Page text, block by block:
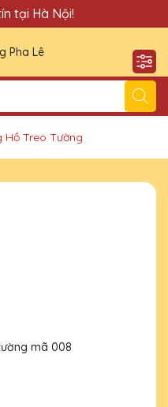
xin chào Quý Khách!
tại Hà Nội!
Hồ Treo Tường